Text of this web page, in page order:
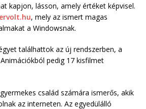
kapjon, lásson, amely értéket képvisel.
, mely az ismert magas
a Windowsnak.
találhattok az új rendszerben, a
pedig 17 kisfilmet
család számára ismerős, akik
az interneten. Az egyedülálló